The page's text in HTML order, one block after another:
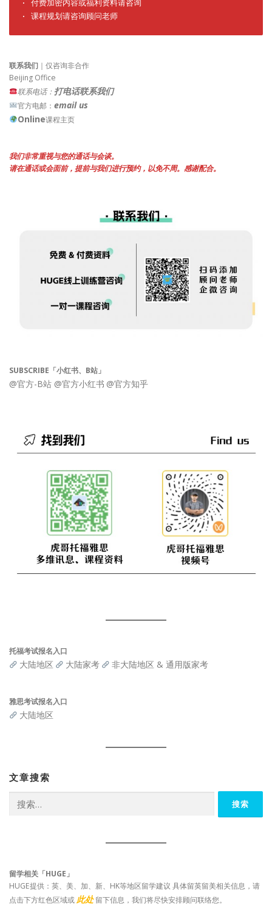
· 付费加密内容或福利资料请咨询
· 课程规划请咨询顾问老师
联系我们 ｜仅咨询非合作
Beijing Office
联系电话： 打电话联系我们
官方电邮： email us
Online课程主页
我们非常重视与您的通话与会谈。
请在通话或会面前，提前与我们进行预约，以免不周。感谢配合。
SUBSCRIBE「小红书、B站」
@官方-B站 @官方小红书 @官方知乎
托福考试报名入口
大陆地区 大陆家考 非大陆地区 & 通用版家考
雅思考试报名入口
大陆地区
文章搜索
索：
留学相关「HUGE」
HUGE提供：英、美、加、新、HK等地区留学建议 具体留英留美相关信息，请
点击下方红色区域或 此处 留下信息，我们将尽快安排顾问联络您。